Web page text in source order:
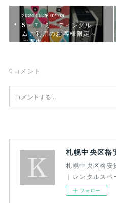
2024.06.28 02:03
5・７Fミーティングルー
ムご利用のお客様限定～
ご案内～
0 コメント
札幌中央区格安
｜レンタルス
フォロー